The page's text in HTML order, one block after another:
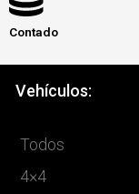
Contado
Vehículos:
Todos
4×4